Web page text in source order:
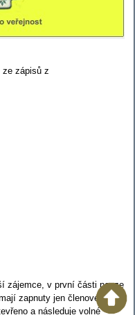
ze zápisů z
zájemce, v první části pouze
zapnuty jen členové
a následuje volné